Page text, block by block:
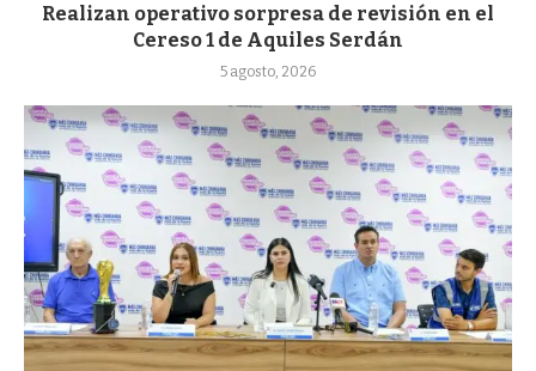
Realizan operativo sorpresa de revisión en el
Cereso 1 de Aquiles Serdán
5 agosto, 2026